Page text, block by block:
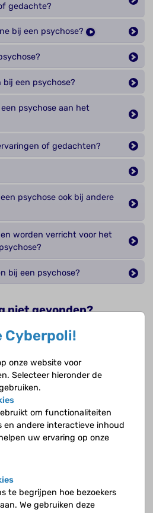
gedachte?
bij een psychose?
bij een psychose?
psychose aan het
of gedachten?
psychose ook bij andere
worden verricht voor het
bij een psychose?
niet gevonden?
vraag stellen aan een
kind naar volwassene een
Cyberpoli!
onze website voor
Selecteer hieronder de
om functionaliteiten
en andere interactieve inhoud
uw ervaring op onze
te begrijpen hoe bezoekers
We gebruiken deze